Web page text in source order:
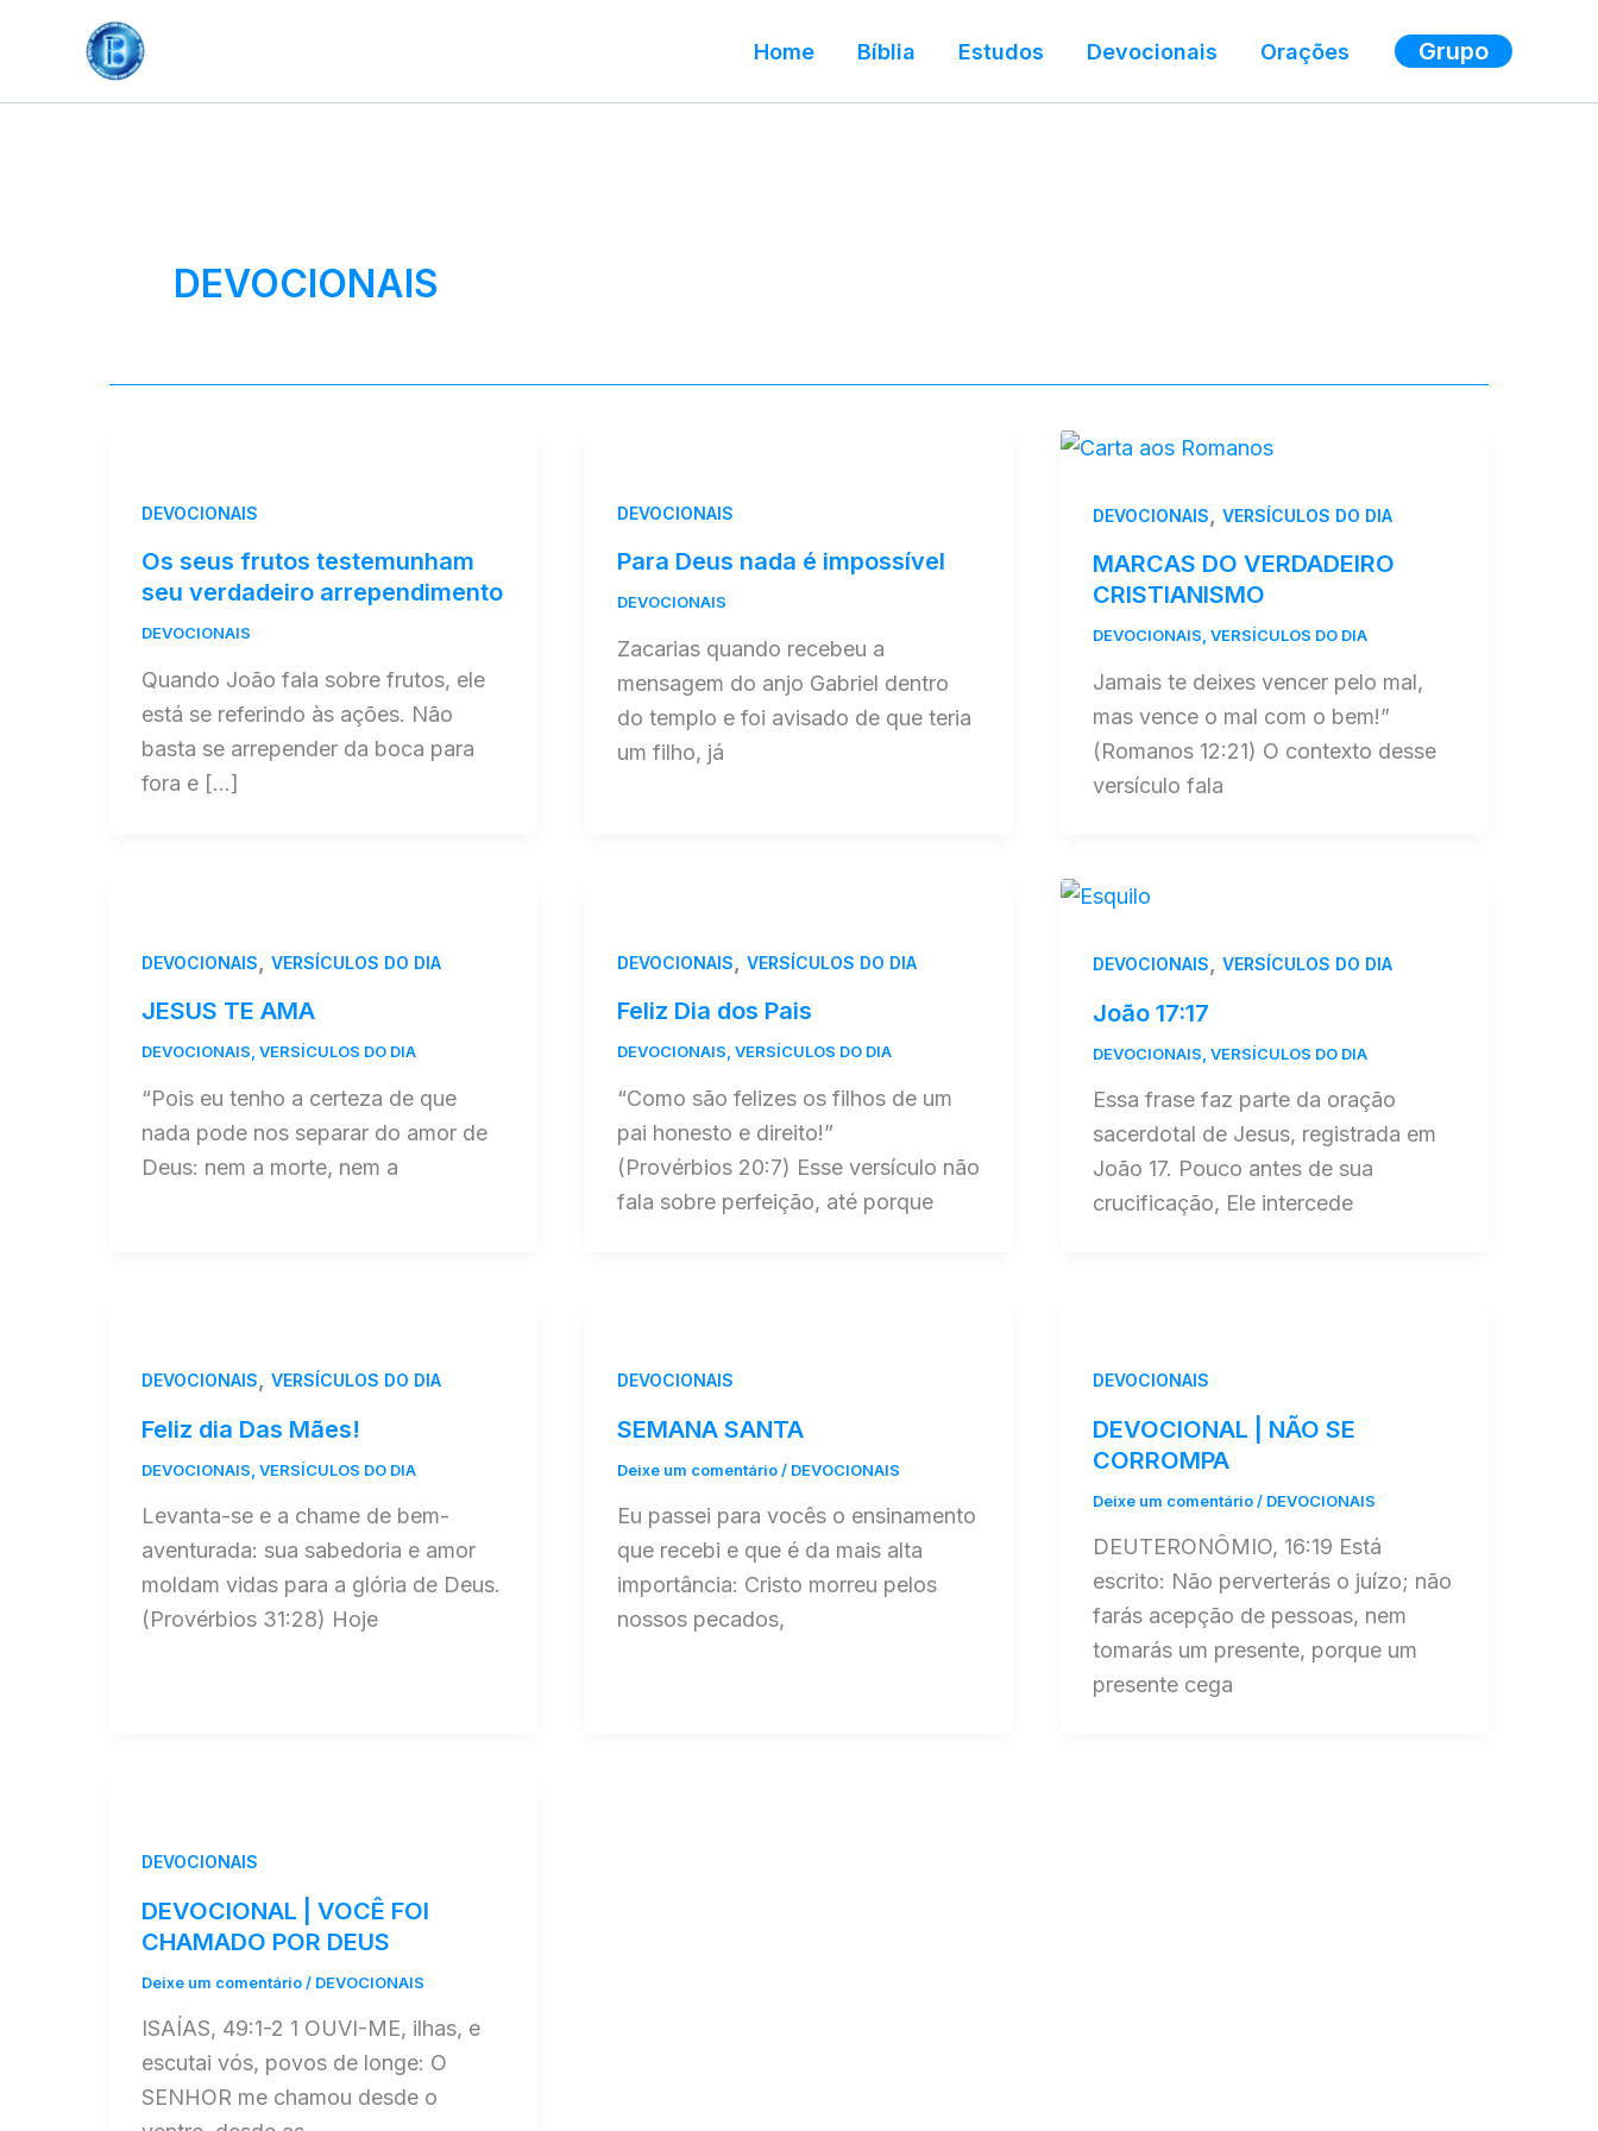
Home Bíblia Estudos Devocionais Orações Grupo
DEVOCIONAIS
DEVOCIONAIS
Os seus frutos testemunham
seu verdadeiro arrependimento
DEVOCIONAIS
Quando João fala sobre frutos, ele
está se referindo às ações. Não
basta se arrepender da boca para
fora e […]
DEVOCIONAIS
Para Deus nada é impossível
DEVOCIONAIS
Zacarias quando recebeu a
mensagem do anjo Gabriel dentro
do templo e foi avisado de que teria
um filho, já
DEVOCIONAIS VERSÍCULOS DO DIA
MARCAS DO VERDADEIRO
CRISTIANISMO
DEVOCIONAIS VERSÍCULOS DO DIA
Jamais te deixes vencer pelo mal,
mas vence o mal com o bem!”
(Romanos 12:21) O contexto desse
versículo fala
DEVOCIONAIS VERSÍCULOS DO DIA
JESUS TE AMA
DEVOCIONAIS VERSÍCULOS DO DIA
“Pois eu tenho a certeza de que
nada pode nos separar do amor de
Deus: nem a morte, nem a
DEVOCIONAIS VERSÍCULOS DO DIA
Feliz Dia dos Pais
DEVOCIONAIS VERSÍCULOS DO DIA
“Como são felizes os filhos de um
pai honesto e direito!”
(Provérbios 20:7) Esse versículo não
fala sobre perfeição, até porque
DEVOCIONAIS VERSÍCULOS DO DIA
João 17:17
DEVOCIONAIS VERSÍCULOS DO DIA
Essa frase faz parte da oração
sacerdotal de Jesus, registrada em
João 17. Pouco antes de sua
crucificação, Ele intercede
DEVOCIONAIS VERSÍCULOS DO DIA
Feliz dia Das Mães!
DEVOCIONAIS VERSÍCULOS DO DIA
Levanta-se e a chame de bem-
aventurada: sua sabedoria e amor
moldam vidas para a glória de Deus.
(Provérbios 31:28) Hoje
DEVOCIONAIS
SEMANA SANTA
Deixe um comentário/ DEVOCIONAIS
Eu passei para vocês o ensinamento
que recebi e que é da mais alta
importância: Cristo morreu pelos
nossos pecados,
DEVOCIONAIS
DEVOCIONAL | NÃO SE
CORROMPA
Deixe um comentário/ DEVOCIONAIS
DEUTERONÔMIO, 16:19 Está
escrito: Não perverterás o juízo; não
farás acepção de pessoas, nem
tomarás um presente, porque um
presente cega
DEVOCIONAIS
DEVOCIONAL | VOCÊ FOI
CHAMADO POR DEUS
Deixe um comentário/ DEVOCIONAIS
ISAÍAS, 49:1-2 1 OUVI-ME, ilhas, e
escutai vós, povos de longe: O
SENHOR me chamou desde o